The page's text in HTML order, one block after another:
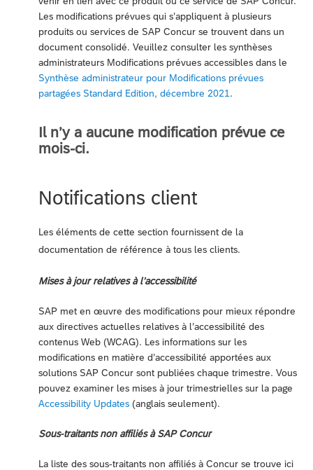
Les modifications prévues qui s’appliquent à plusieurs
produits ou services de SAP Concur se trouvent dans un
document consolidé. Veuillez consulter les synthèses
administrateurs Modifications prévues accessibles dans le
Synthèse administrateur pour Modifications prévues
partagées Standard Edition, décembre 2021.
Il n’y a aucune modification prévue ce
mois-ci.
Notifications client
Les éléments de cette section fournissent de la
documentation de référence à tous les clients.
Mises à jour relatives à l’accessibilité
SAP met en œuvre des modifications pour mieux répondre
aux directives actuelles relatives à l’accessibilité des
contenus Web (WCAG). Les informations sur les
modifications en matière d’accessibilité apportées aux
solutions SAP Concur sont publiées chaque trimestre. Vous
pouvez examiner les mises à jour trimestrielles sur la page
Accessibility Updates (anglais seulement).
Sous-traitants non affiliés à SAP Concur
La liste des sous-traitants non affiliés à Concur se trouve ici